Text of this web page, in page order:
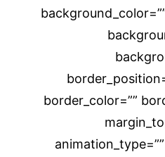
border_color=””